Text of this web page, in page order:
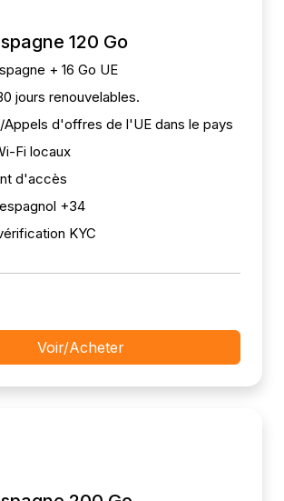
120 Go
+ 16 Go UE
jours renouvelables.
Appels d'offres de l'UE dans le pays
Fi locaux
d'accès
+34
KYC
Voir/Acheter